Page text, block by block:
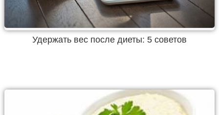
Удержать вес после диеты: 5 советов